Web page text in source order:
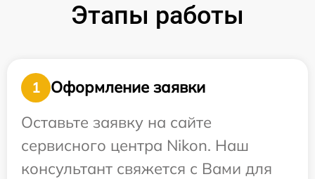
Этапы работы
1
Оформление заявки
Оставьте заявку на сайте
сервисного центра Nikon. Наш
консультант свяжется с Вами для